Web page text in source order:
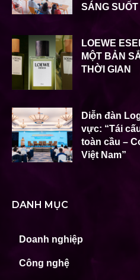
SÁNG SUỐT
LOEWE
MỘT BẢN
THỜI GIAN
Diễn đàn
vực: “Tái
toàn cầu –
Việt Nam”
DANH MỤC
Doanh nghiệp
Công nghệ